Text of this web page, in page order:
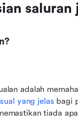
saluran
adalah
yang jelas bagi
tiada